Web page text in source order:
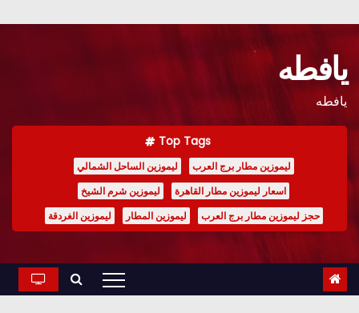
Skip
content
يافطه
يافطه
Top Tags
ليموزين مطار برج العرب
ليموزين الساحل الشمالي
اسعار ليموزين مطار القاهرة
ليموزين شرم الشيخ
حجز ليموزين مطار برج العرب
ليموزين المطار ليموزين الغردقة